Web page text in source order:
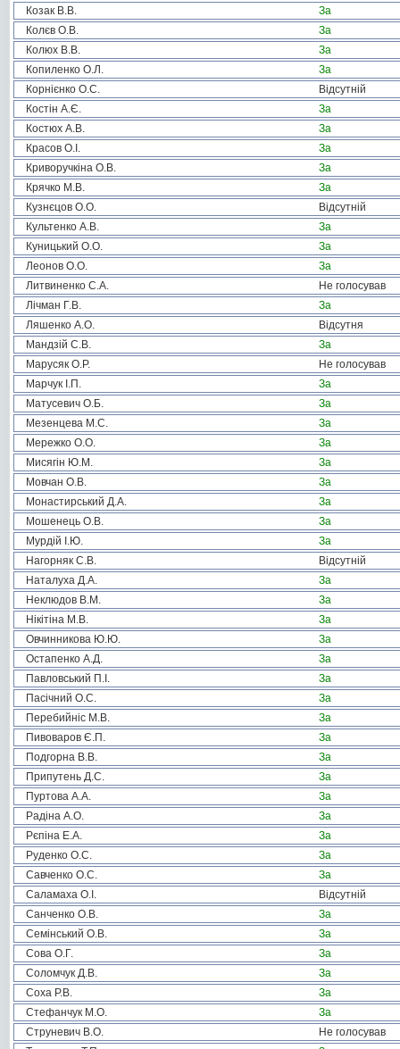
Козак В.В.
За
Колєв О.В.
За
Колюх В.В.
За
Копиленко О.Л.
За
Корнієнко О.С.
Відсутній
Костін А.Є.
За
Костюх А.В.
За
Красов О.І.
За
Криворучкіна О.В.
За
Крячко М.В.
За
Кузнєцов О.О.
Відсутній
Культенко А.В.
За
Куницький О.О.
За
Леонов О.О.
За
Литвиненко С.А.
Не голосував
Лічман Г.В.
За
Ляшенко А.О.
Відсутня
Мандзій С.В.
За
Марусяк О.Р.
Не голосував
Марчук І.П.
За
Матусевич О.Б.
За
Мезенцева М.С.
За
Мережко О.О.
За
Мисягін Ю.М.
За
Мовчан О.В.
За
Монастирський Д.А.
За
Мошенець О.В.
За
Мурдій І.Ю.
За
Нагорняк С.В.
Відсутній
Наталуха Д.А.
За
Неклюдов В.М.
За
Нікітіна М.В.
За
Овчинникова Ю.Ю.
За
Остапенко А.Д.
За
Павловський П.І.
За
Пасічний О.С.
За
Перебийніс М.В.
За
Пивоваров Є.П.
За
Подгорна В.В.
За
Припутень Д.С.
За
Пуртова А.А.
За
Радіна А.О.
За
Рєпіна Е.А.
За
Руденко О.С.
За
Савченко О.С.
За
Саламаха О.І.
Відсутній
Санченко О.В.
За
Семінський О.В.
За
Сова О.Г.
За
Соломчук Д.В.
За
Соха Р.В.
За
Стефанчук М.О.
За
Струневич В.О.
Не голосував